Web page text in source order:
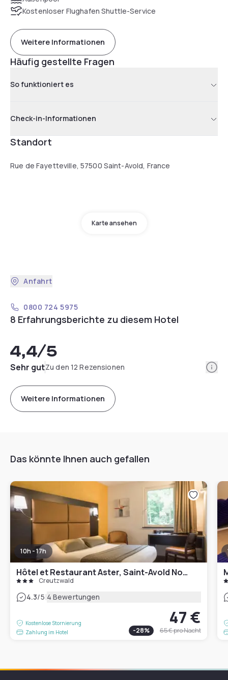
Kostenloser Flughafen Shuttle-Service
Weitere Informationen
Häufig gestellte Fragen
So funktioniert es
Check-in-Informationen
Standort
Rue de Fayetteville, 57500 Saint-Avold, France
Karte ansehen
Anfahrt
0800 724 5975
8 Erfahrungsberichte zu diesem Hotel
4,4/5
Sehr gutZu den 12 Rezensionen
Weitere Informationen
Das könnte Ihnen auch gefallen
10h - 17h
Hôtel et Restaurant Aster, Saint-Avold Nord
Creutzwald
4.3/5|4 Bewertungen
Kostenlose Stornierung
Zahlung im Hotel
47 €
-28% 65 €pro Nacht